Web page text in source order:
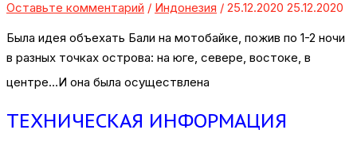
Оставьте комментарий / Индонезия / 25.12.2020 25.12.2020
Была идея объехать Бали на мотобайке, пожив по 1-2 ночи
в разных точках острова: на юге, севере, востоке, в
центре…И она была осуществлена
ТЕХНИЧЕСКАЯ ИНФОРМАЦИЯ